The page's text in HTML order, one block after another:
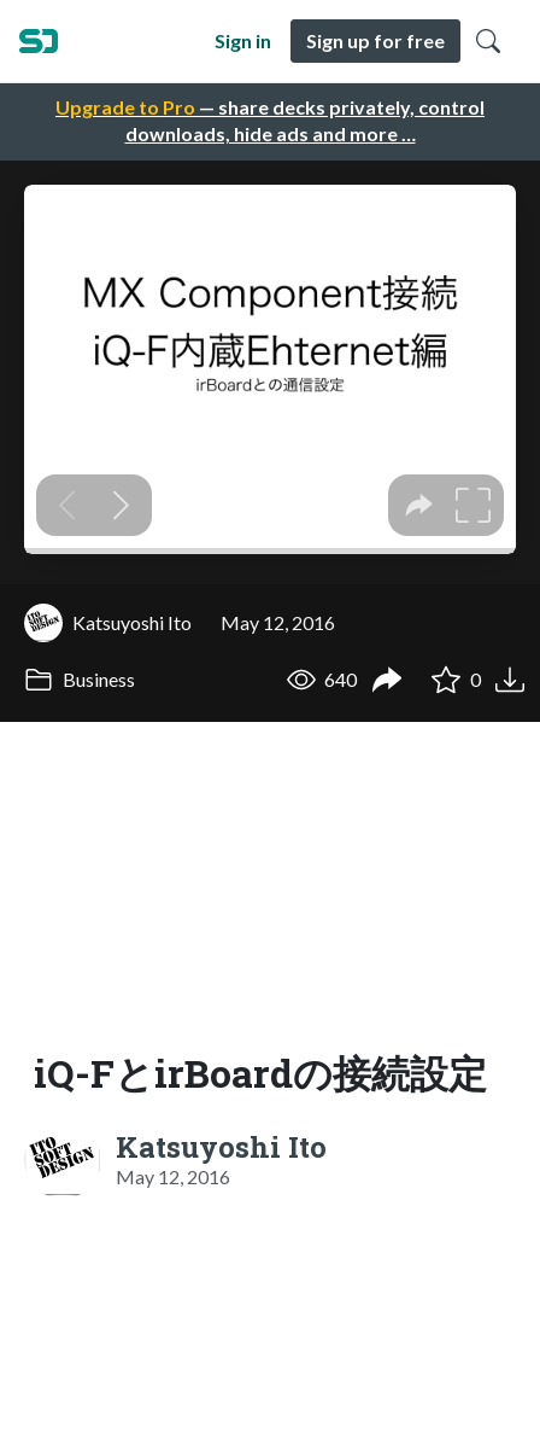
Upgrade to Pro — share decks privately, control
downloads, hide ads and more …
Sign in Sign up for free
Katsuyoshi Ito May 12, 2016
Business 640 0
iQ-FとirBoardの接続設定
Katsuyoshi Ito
May 12, 2016